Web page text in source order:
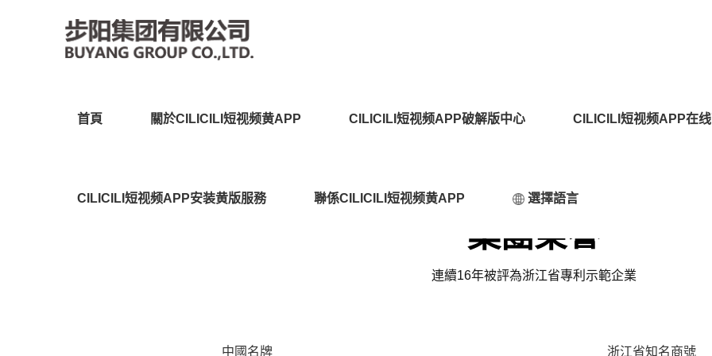
CILICILI短视频黄APP,CILICILI短视频APP安装黄版
首頁 關於CILICILI短视频黄APP CILICILI短视频APP破解版中心 CILICILI短视频APP在
CILICILI短视频APP安装黄版服務 聯係CILICILI短视频黄APP 選擇語言
集團榮譽
連續16年被評為浙江省專利示範企業
中國名牌 浙江省知名商號